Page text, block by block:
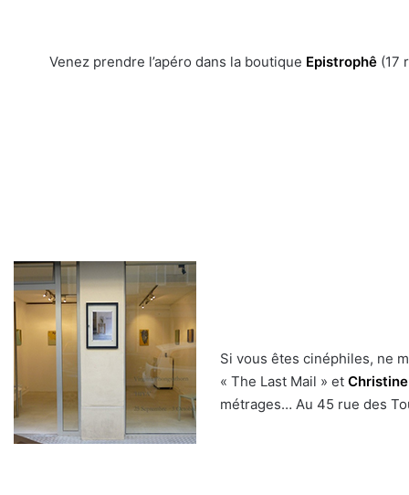
Venez prendre l’apéro dans la boutique Epistrophê(17
Si vous êtes cinéphiles, ne
« The Last Mail » et
métrages… Au 45 rue des